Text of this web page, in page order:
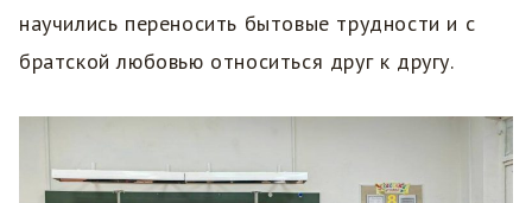
научились переносить бытовые трудности и с
братской любовью относиться друг к другу.